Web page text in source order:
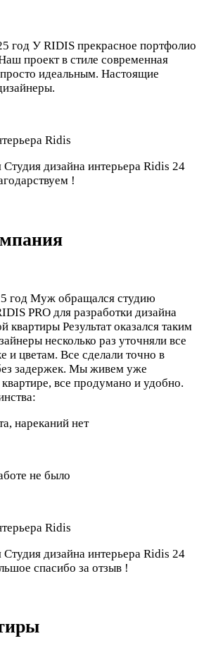
год У RIDIS прекрасное портфолио
проект в стиле современная
идеальным. Настоящие
Студия дизайна интерьера Ridis 24
!
год Муж обращался студию
PRO для разработки дизайна
квартиры Результат оказался таким
несколько раз уточняли все
и цветам. Все сделали точно в
задержек. Мы живем уже
все продумано и удобно.
нареканий нет
не было
Студия дизайна интерьера Ridis 24
спасибо за отзыв !